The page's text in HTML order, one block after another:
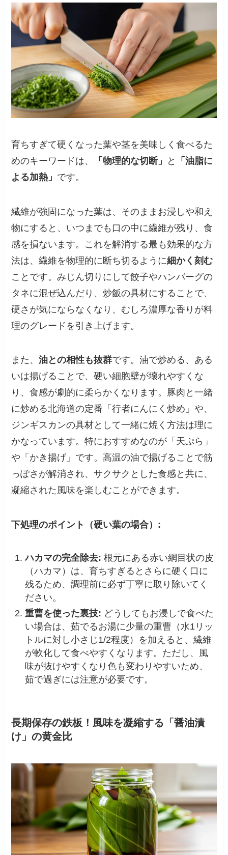
育ちすぎて硬くなった葉や茎を美味しく食べるた
めのキーワードは、
「物理的な切断」 と
「油脂に
よる加熱」 です。
繊維が強固になった葉は、そのままお浸しや和え
物にすると、いつまでも口の中に繊維が残り、食
感を損ないます。これを解消する最も効果的な方
法は、繊維を物理的に断ち切るように細かく刻む
ことです。みじん切りにして餃子やハンバーグの
タネに混ぜ込んだり、炒飯の具材にすることで、
硬さが気にならなくなり、むしろ濃厚な香りが料
理のグレードを引き上げます。
また、油との相性も抜群です。油で炒める、ある
いは揚げることで、硬い細胞壁が壊れやすくな
り、食感が劇的に柔らかくなります。豚肉と一緒
に炒める北海道の定番「行者にんにく炒め」や、
ジンギスカンの具材として一緒に焼く方法は理に
かなっています。特におすすめなのが「天ぷら」
や「かき揚げ」です。高温の油で揚げることで筋
っぽさが解消され、サクサクとした食感と共に、
凝縮された風味を楽しむことができます。
下処理のポイント（硬い葉の場合）:
ハカマの完全除去: 根元にある赤い網目状の皮
（ハカマ）は、育ちすぎるとさらに硬く口に
残るため、調理前に必ず丁寧に取り除いてく
ださい。
重曹を使った裏技: どうしてもお浸しで食べた
い場合は、茹でるお湯に少量の重曹（水1リッ
トルに対し小さじ1/2程度）を加えると、繊維
が軟化して食べやすくなります。ただし、風
味が抜けやすくなり色も変わりやすいため、
茹で過ぎには注意が必要です。
長期保存の鉄板！風味を凝縮する「醤油漬
け」の黄金比